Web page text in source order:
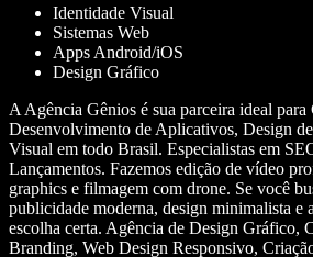
Identidade Visual
Sistemas Web
Apps Android/iOS
Design Gráfico
A Agência Gênios é sua parceira ideal para
Desenvolvimento de Aplicativos, Design
Visual em todo Brasil. Especialistas em
Lançamentos. Fazemos edição de vídeo
graphics e filmagem com drone. Se você
publicidade moderna, design minimalista e
escolha certa. Agência de Design Gráfico,
Branding, Web Design Responsivo,